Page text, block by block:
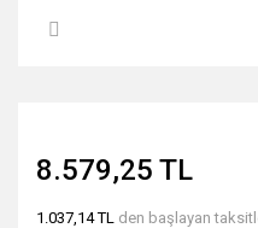
8.579,25 TL
1.037,14 TL den başlayan